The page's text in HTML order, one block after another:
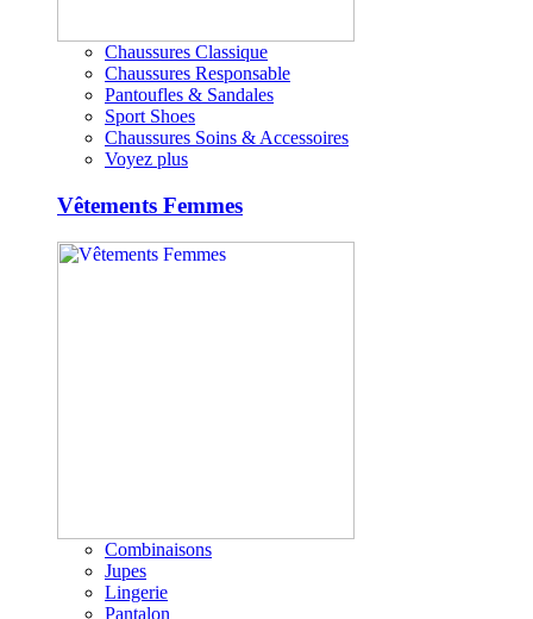
Chaussures Classique
Chaussures Responsable
Pantoufles & Sandales
Sport Shoes
Chaussures Soins & Accessoires
Voyez plus
Vêtements Femmes
Combinaisons
Jupes
Lingerie
Pantalon